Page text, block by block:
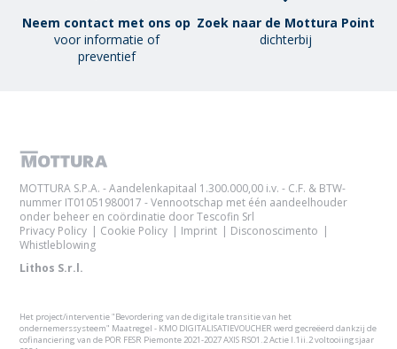
Neem contact met ons op
voor informatie of
preventief
Zoek naar de Mottura Point
dichterbij
MOTTURA S.P.A. - Aandelenkapitaal 1.300.000,00 i.v. - C.F. & BTW-
nummer IT01051980017 - Vennootschap met één aandeelhouder
onder beheer en coördinatie door Tescofin Srl
Privacy Policy
Cookie Policy Imprint
Disconoscimento
Whistleblowing
Lithos S.r.l.
Het project/interventie "Bevordering van de digitale transitie van het
ondernemerssysteem" Maatregel - KMO DIGITALISATIEVOUCHER werd gecreëerd dankzij de
cofinanciering van de POR FESR Piemonte 2021-2027 AXIS RSO1.2 Actie I.1ii.2 voltooiingsjaar